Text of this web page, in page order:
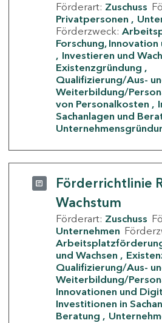
Förderart: Zuschuss
Privatpersonen
Förderzweck:
Forschung,
Investieren und
Existenzgründung
Qualifizierung/Aus-
Weiterbildung/
von Personalkosten
Sachanlagen und
Förderrichtlinie
Wachstum
Förderart: Zuschuss
Unternehmen
und Wachsen
Qualifizierung/Aus-
Weiterbildung/
Innovationen und
Investitionen in
Beratung